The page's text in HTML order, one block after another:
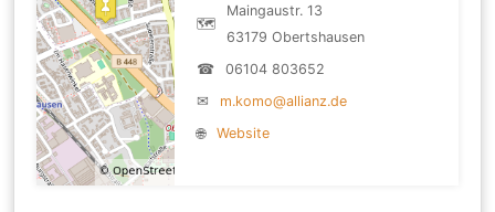
🗺
Maingaustr. 13
63179 Obertshausen
☎
06104 803652
✉
m.komo@allianz.de
🌐
Website